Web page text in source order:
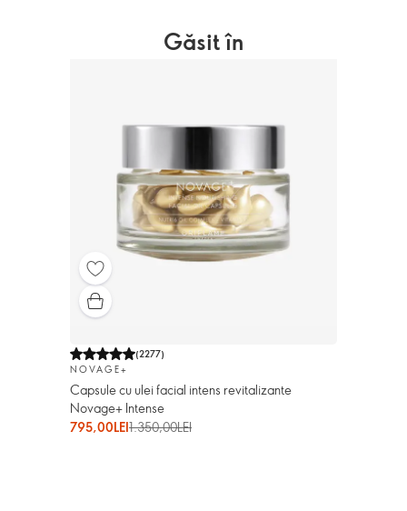
Găsit în
(2277)
NOVAGE+
Capsule cu ulei facial intens revitalizante
Novage+ Intense
795,00LEI1.350,00LEI